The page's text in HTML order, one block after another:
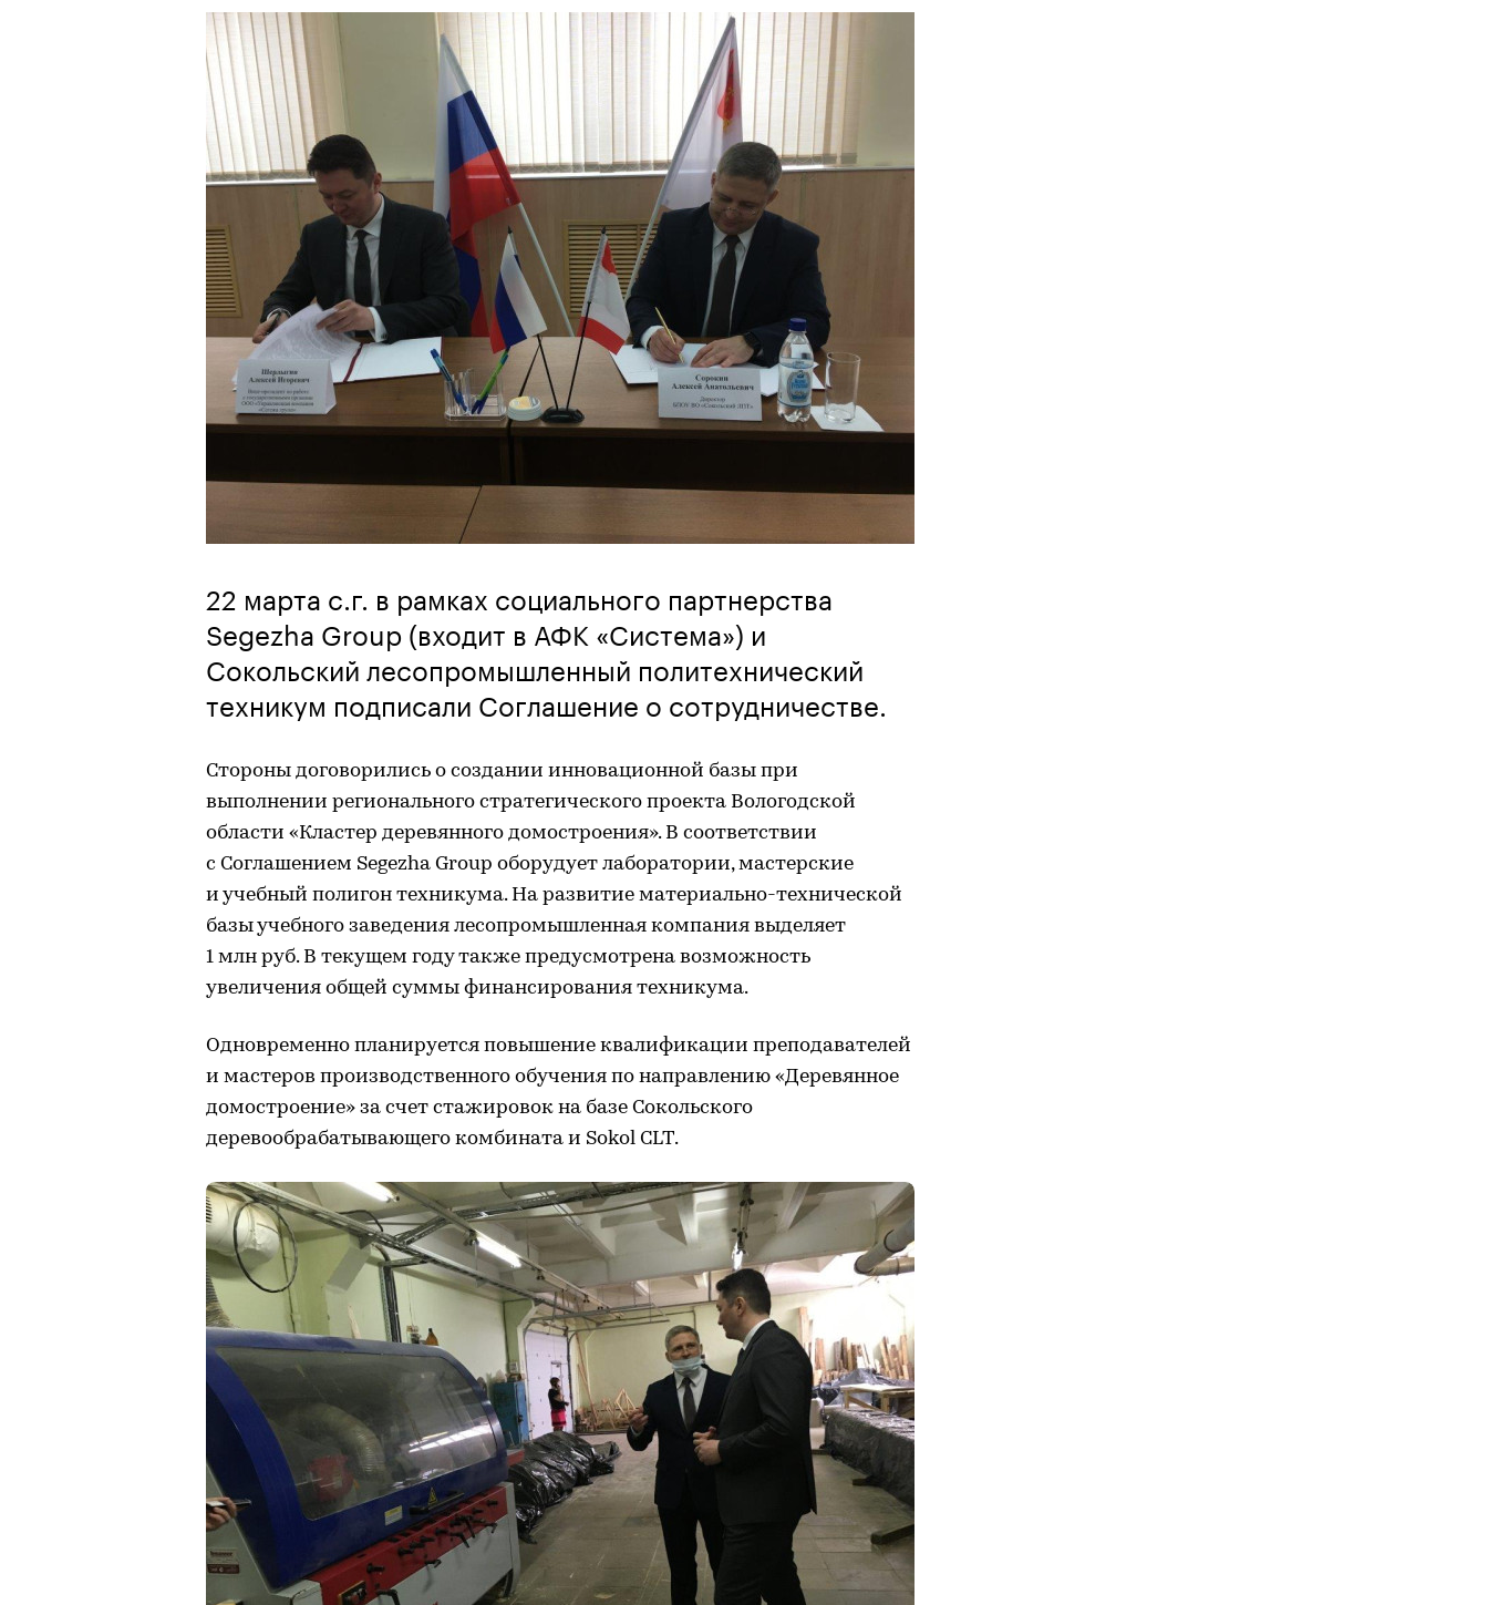
22 марта с.г. в рамках социального партнерства
Segezha Group (входит в АФК «Система») и
Сокольский лесопромышленный политехнический
техникум подписали Соглашение о сотрудничестве.
Стороны договорились о создании инновационной базы при
выполнении регионального стратегического проекта Вологодской
области «Кластер деревянного домостроения». В соответствии
с Соглашением Segezha Group оборудует лаборатории, мастерские
и учебный полигон техникума. На развитие материально-технической
базы учебного заведения лесопромышленная компания выделяет
1 млн руб. В текущем году также предусмотрена возможность
увеличения общей суммы финансирования техникума.
Одновременно планируется повышение квалификации преподавателей
и мастеров производственного обучения по направлению «Деревянное
домостроение» за счет стажировок на базе Сокольского
деревообрабатывающего комбината и Sokol CLT.